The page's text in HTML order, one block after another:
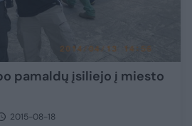
pamaldų įsiliejo į miesto
2015-08-18